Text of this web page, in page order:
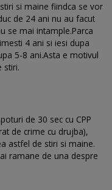
si maine fiindca se vor
de 24 ani nu au facut
se mai intample.Parca
4 ani si iesi dupa
5-8 ani.Asta e motivul
stiri.
de 30 sec cu CPP
de crime cu drujba),
astfel de stiri si maine.
ramane de una despre